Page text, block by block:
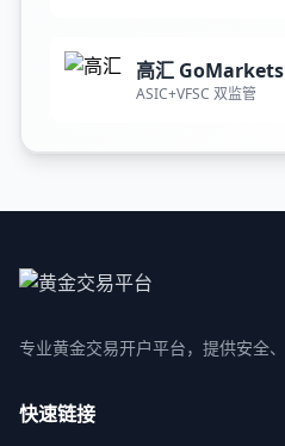
高汇 GoMarkets
ASIC+VFSC 双监管
专业黄金交易开户平台，提供安全
快速链接